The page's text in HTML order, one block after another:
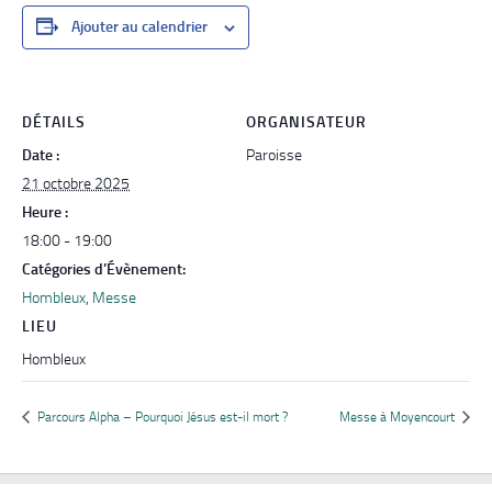
Ajouter au calendrier
DÉTAILS
Date :
21 octobre 2025
Heure :
18:00 - 19:00
Catégories d’Évènement:
Hombleux, Messe
LIEU
Hombleux
ORGANISATEUR
Paroisse
Parcours Alpha – Pourquoi Jésus est-il mort ? Messe à Moyencourt